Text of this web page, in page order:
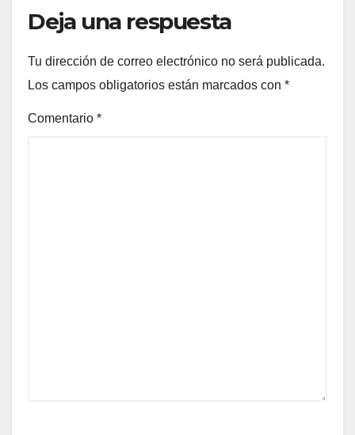
Deja una respuesta
Tu dirección de correo electrónico no será publicada.
Los campos obligatorios están marcados con *
Comentario *